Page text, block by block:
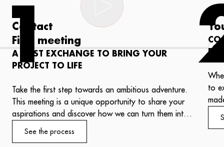
1
Contact
First meeting
A FIRST EXCHANGE TO BRING YOUR
PROJECT TO LIFE
Take the first step towards an ambitious adventure.
This meeting is a unique opportunity to share your
aspirations and discover how we can turn them into
Our experts will welcome you with professionalism
See the process
to